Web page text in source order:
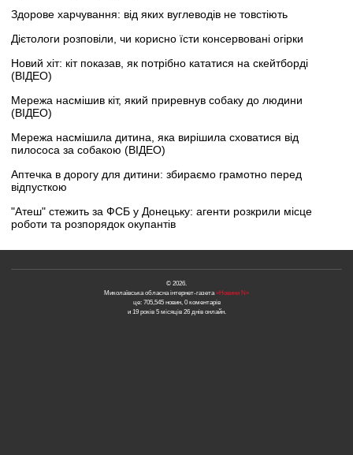
Здорове харчування: від яких вуглеводів не товстіють
Дієтологи розповіли, чи корисно їсти консервовані огірки
Новий хіт: кіт показав, як потрібно кататися на скейтборді
(ВІДЕО)
Мережа насмішив кіт, який приревнув собаку до людини
(ВІДЕО)
Мережа насмішила дитина, яка вирішила сховатися від
пилососа за собакою (ВІДЕО)
Аптечка в дорогу для дитини: збираємо грамотно перед
відпусткою
"Атеш" стежить за ФСБ у Донецьку: агенти розкрили місце
роботи та розпорядок окупантів
© 2026.
Миколаївська обласна інтернет-газета«Новини N»
це: 705,545 новин, 0 коментарів
и 19 років 5 місяців 26 днів онлайн.